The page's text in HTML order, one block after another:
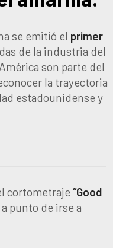
se emitió el primer
de la industria del
son parte del
la trayectoria
estadounidense y
cortometraje“Good
punto de irse a